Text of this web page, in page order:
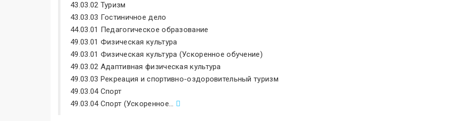
43.03.02 Туризм
43.03.03 Гостиничное дело
44.03.01 Педагогическое образование
49.03.01 Физическая культура
49.03.01 Физическая культура (Ускоренное обучение)
49.03.02 Адаптивная физическая культура
49.03.03 Рекреация и спортивно-оздоровительный туризм
49.03.04 Спорт
49.03.04 Спорт (Ускоренное...